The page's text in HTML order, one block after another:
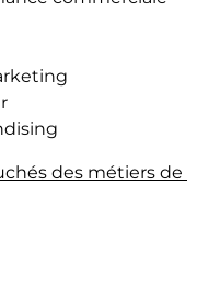
des métiers de